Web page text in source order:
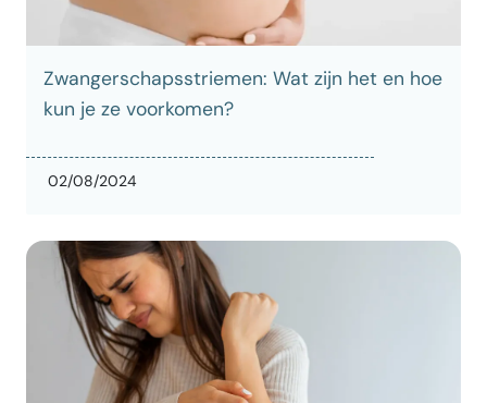
Zwangerschapsstriemen: Wat zijn het en hoe
kun je ze voorkomen?
02/08/2024